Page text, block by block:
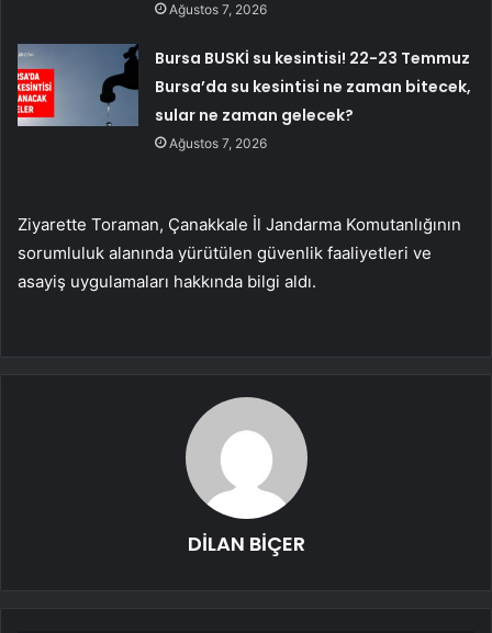
Ağustos 7, 2026
Bursa BUSKİ su kesintisi! 22-23 Temmuz
Bursa’da su kesintisi ne zaman bitecek,
sular ne zaman gelecek?
Ağustos 7, 2026
Ziyarette Toraman, Çanakkale İl Jandarma Komutanlığının
sorumluluk alanında yürütülen güvenlik faaliyetleri ve
asayiş uygulamaları hakkında bilgi aldı.
DİLAN BİÇER